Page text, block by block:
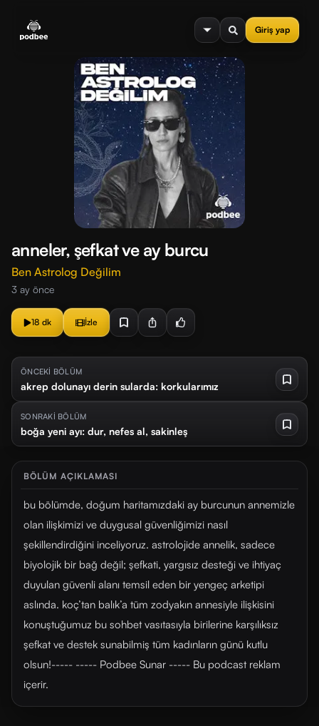
Giriş yap
menu
anneler, şefkat ve ay burcu
Ben Astrolog Değilim
3 ay önce
18 dk İzle
ÖNCEKİ BÖLÜM
akrep dolunayı derin sularda: korkularımız
SONRAKİ BÖLÜM
boğa yeni ayı: dur, nefes al, sakinleş
BÖLÜM AÇIKLAMASI
bu bölümde, doğum haritamızdaki ay burcunun annemizle
olan ilişkimizi ve duygusal güvenliğimizi nasıl
şekillendirdiğini inceliyoruz. astrolojide annelik, sadece
biyolojik bir bağ değil; şefkati, yargısız desteği ve ihtiyaç
duyulan güvenli alanı temsil eden bir yengeç arketipi
aslında. koç’tan balık’a tüm zodyakın annesiyle ilişkisini
konuştuğumuz bu sohbet vasıtasıyla birilerine karşılıksız
şefkat ve destek sunabilmiş tüm kadınların günü kutlu
olsun!----- ----- Podbee Sunar ----- Bu podcast reklam
içerir.